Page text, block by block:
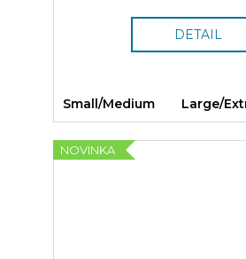
DETAIL
Small/Medium Large/
NOVINKA